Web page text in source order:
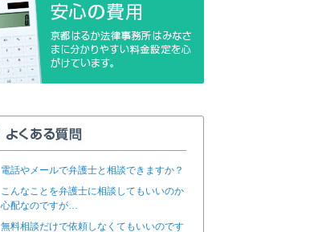
電話やメールで弁護士と相談できますか？
こんなことを弁護士に相談してもいいのか
心配なのですが…
無料相談だけで依頼しなくてもいいのです